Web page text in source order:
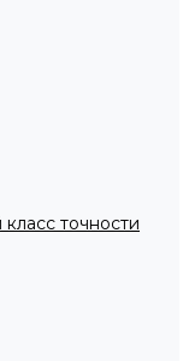
точности